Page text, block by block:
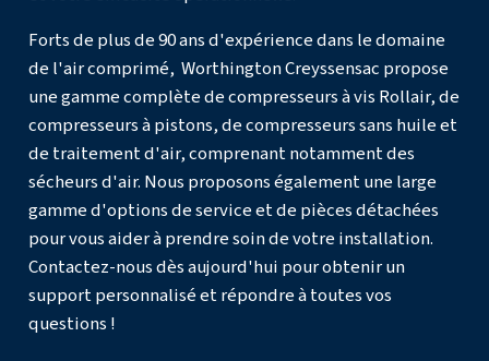
Un compresseur à vitesse
toujours le meilleur choix ?
Si votre demande d'air est assez constante, une unité à
peut être adaptée. Cependant, la plupart des
des fluctuations, et c'est là que la vitesse variable brille
Quelles économies pour moi ?
Bien que les économies varient en fonction des heures
fonctionnement, des modes d'utilisation et des tarifs
de nombreuses entreprises ont enregistré des